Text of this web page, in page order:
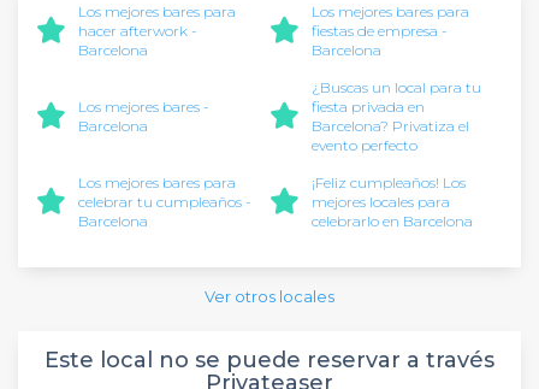
Los mejores bares para
hacer afterwork -
Barcelona
Los mejores bares para
fiestas de empresa -
Barcelona
Los mejores bares -
Barcelona
¿Buscas un local para tu
fiesta privada en
Barcelona? Privatiza el
evento perfecto
Los mejores bares para
celebrar tu cumpleaños -
Barcelona
¡Feliz cumpleaños! Los
mejores locales para
celebrarlo en Barcelona
Ver otros locales
Este local no se puede reservar a través
Privateaser